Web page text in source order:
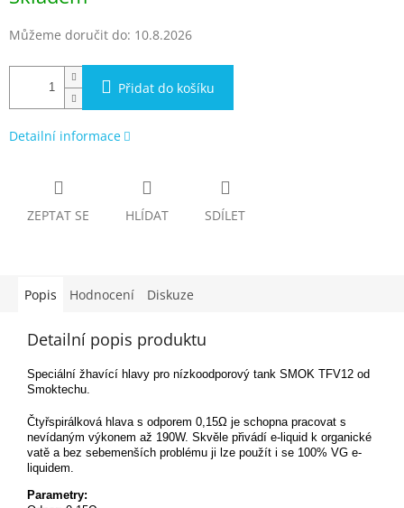
Můžeme doručit do: 10.8.2026
Přidat do košíku
Detailní informace
ZEPTAT SE HLÍDAT SDÍLET
Popis Hodnocení Diskuze
Detailní popis produktu
Speciální žhavící hlavy pro nízkoodporový tank SMOK TFV12 od
Smoktechu.
Čtyřspirálková hlava s odporem 0,15Ω je schopna pracovat s
nevídaným výkonem až 190W. Skvěle přivádí e-liquid k organické
vatě a bez sebemenších problému ji lze použít i se 100% VG e-
liquidem.
Parametry: